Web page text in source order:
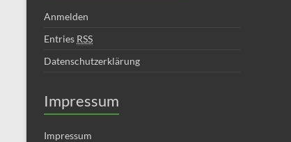
Anmelden
Entries RSS
Datenschutzerklärung
Impressum
Impressum